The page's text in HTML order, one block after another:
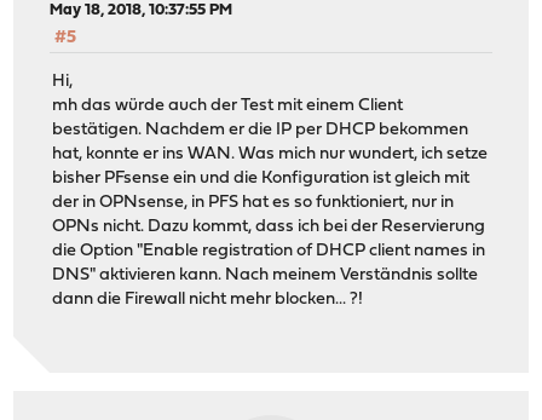
May 18, 2018, 10:37:55 PM
#5
Hi,
mh das würde auch der Test mit einem Client
bestätigen. Nachdem er die IP per DHCP bekommen
hat, konnte er ins WAN. Was mich nur wundert, ich setze
bisher PFsense ein und die Konfiguration ist gleich mit
der in OPNsense, in PFS hat es so funktioniert, nur in
OPNs nicht. Dazu kommt, dass ich bei der Reservierung
die Option "Enable registration of DHCP client names in
DNS" aktivieren kann. Nach meinem Verständnis sollte
dann die Firewall nicht mehr blocken... ?!